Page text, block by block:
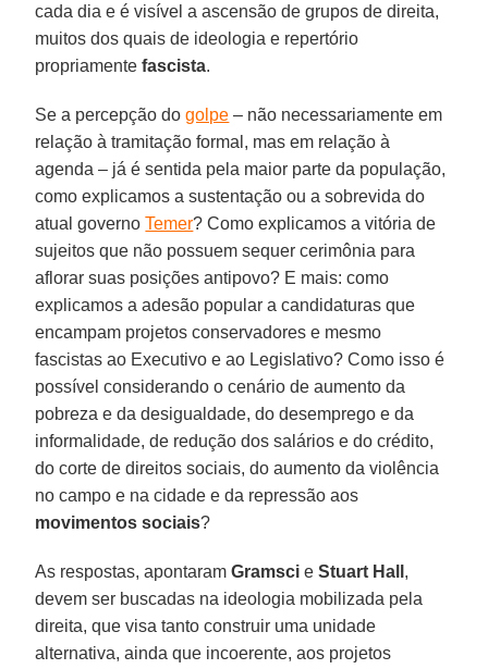
cada dia e é visível a ascensão de grupos de direita,
muitos dos quais de ideologia e repertório
propriamentefascista.
Se a percepção dogolpe – não necessariamente em
relação à tramitação formal, mas em relação à
agenda – já é sentida pela maior parte da população,
como explicamos a sustentação ou a sobrevida do
atual governoTemer? Como explicamos a vitória de
sujeitos que não possuem sequer cerimônia para
aflorar suas posições antipovo? E mais: como
explicamos a adesão popular a candidaturas que
encampam projetos conservadores e mesmo
fascistas ao Executivo e ao Legislativo? Como isso é
possível considerando o cenário de aumento da
pobreza e da desigualdade, do desemprego e da
informalidade, de redução dos salários e do crédito,
do corte de direitos sociais, do aumento da violência
no campo e na cidade e da repressão aos
movimentos sociais?
As respostas, apontaramGramsci eStuart Hall ,
devem ser buscadas na ideologia mobilizada pela
direita, que visa tanto construir uma unidade
alternativa, ainda que incoerente, aos projetos